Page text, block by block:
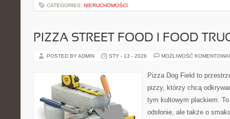
CATEGORIES: NIERUCHOMOŚCI
PIZZA STREET FOOD I FOOD
POSTED BY ADMIN STY - 13 - 2026 MOŻLIWOŚĆ
Pizza Dog Field to
pizzy, którzy chcą
tym kultowym plackiem.
odsłonie, ale także o